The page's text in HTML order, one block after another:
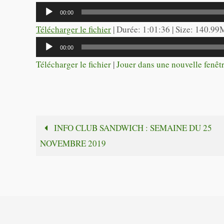
Lecteur
audio
00:00
Télécharger le fichier | Durée: 1:01:36 | Size:
Lecteur
audio
00:00
Télécharger le fichier |Jouer dans une nouvelle
INFO CLUB SANDWICH : SEMAINE DU 25
NOVEMBRE 2019